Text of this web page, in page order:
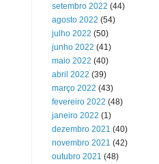
setembro 2022 (44)
agosto 2022 (54)
julho 2022 (50)
junho 2022 (41)
maio 2022 (40)
abril 2022 (39)
março 2022 (43)
fevereiro 2022 (48)
janeiro 2022 (1)
dezembro 2021 (40)
novembro 2021 (42)
outubro 2021 (48)